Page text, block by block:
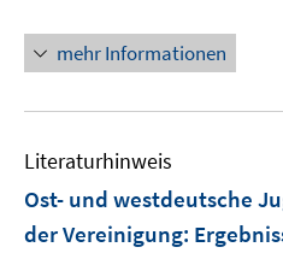
mehr Informationen
Literaturhinweis
Ost- und westdeutsche
der Vereinigung: